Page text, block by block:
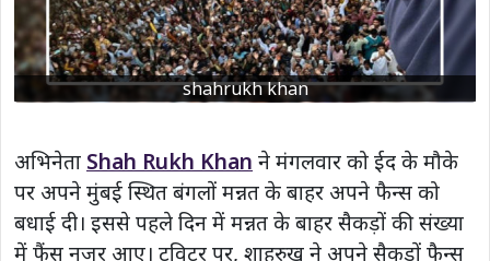
shahrukh khan
अभिनेता Shah Rukh Khan ने मंगलवार को ईद के मौके
पर अपने मुंबई स्थित बंगलों मन्नत के बाहर अपने फैन्स को
बधाई दी। इससे पहले दिन में मन्नत के बाहर सैकड़ों की संख्या
में फैंस नजर आए। ट्विटर पर, शाहरुख ने अपने सैकड़ों फैन्स